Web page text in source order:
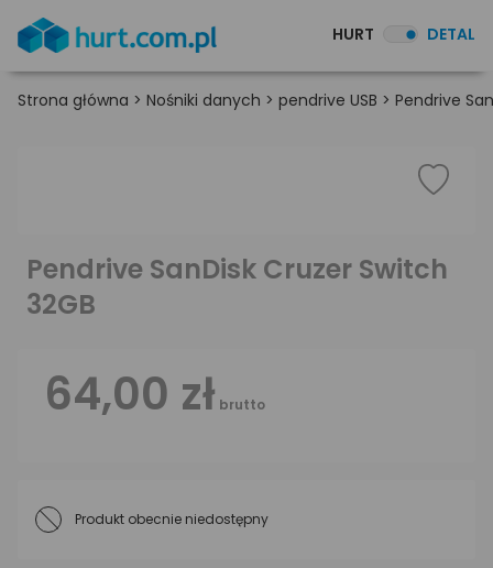
HURT DETAL
Strona główna > Nośniki danych > pendrive USB > Pendrive
Pendrive SanDisk Cruzer Switch
32GB
64,00 zł brutto
Produkt obecnie niedostępny